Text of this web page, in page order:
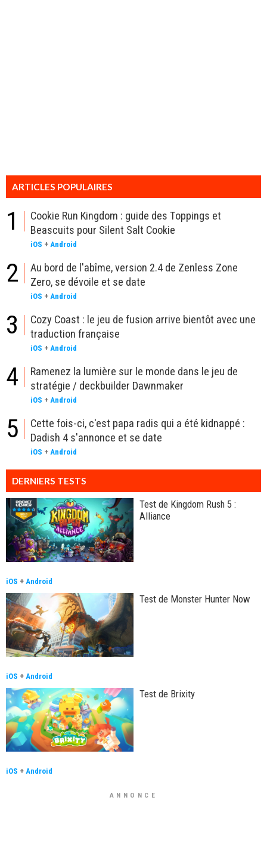
ARTICLES POPULAIRES
1
Cookie Run Kingdom : guide des Toppings et
Beascuits pour Silent Salt Cookie
iOS + Android
2
Au bord de l'abîme, version 2.4 de Zenless Zone
Zero, se dévoile et se date
iOS + Android
3
Cozy Coast : le jeu de fusion arrive bientôt avec une
traduction française
iOS + Android
4
Ramenez la lumière sur le monde dans le jeu de
stratégie / deckbuilder Dawnmaker
iOS + Android
5
Cette fois-ci, c'est papa radis qui a été kidnappé :
Dadish 4 s'annonce et se date
iOS + Android
DERNIERS TESTS
Test de Kingdom Rush 5 :
Alliance
iOS + Android
Test de Monster Hunter Now
iOS + Android
Test de Brixity
iOS + Android
ANNONCE